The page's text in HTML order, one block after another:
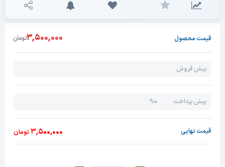
قیمت محصول 3,500,000تومان
پیش فروش
پیش پرداخت 0%
قیمت نهایی 3,500,000 تومان